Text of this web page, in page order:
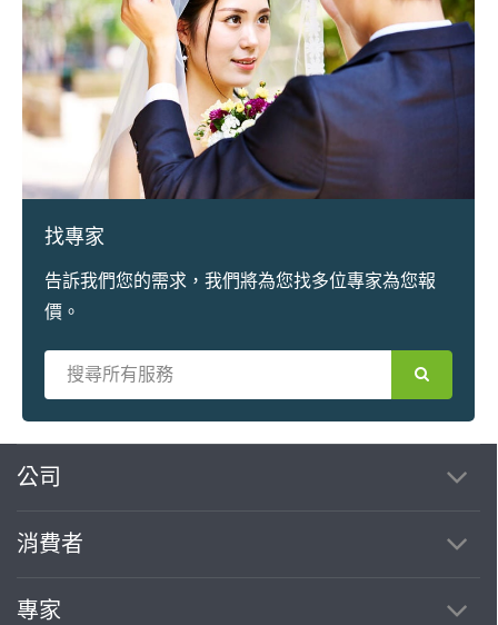
找專家
告訴我們您的需求，我們將為您找多位專家為您報
價。
公司
消費者
專家
繼續完成